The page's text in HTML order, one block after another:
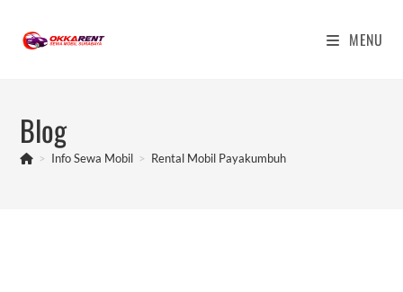
content
MENU
Blog
> Info Sewa Mobil > Rental Mobil Payakumbuh